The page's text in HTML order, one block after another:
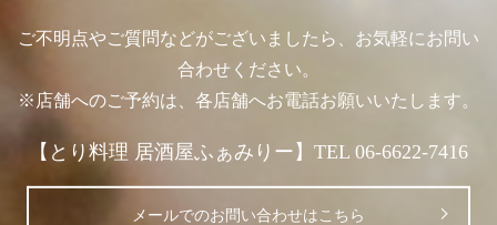
ご不明点やご質問などがございましたら、お気軽にお問い
合わせください。
※店舗へのご予約は、各店舗へお電話お願いいたします。
【とり料理 居酒屋ふぁみりー】TEL 06-6622-7416
メールでのお問い合わせはこちら